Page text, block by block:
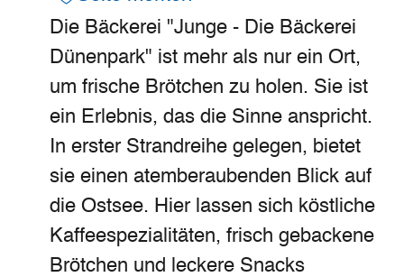
Die Bäckerei "Junge - Die Bäckerei
Dünenpark" ist mehr als nur ein Ort,
um frische Brötchen zu holen. Sie ist
ein Erlebnis, das die Sinne anspricht.
In erster Strandreihe gelegen, bietet
sie einen atemberaubenden Blick auf
die Ostsee. Hier lassen sich köstliche
Kaffeespezialitäten, frisch gebackene
Brötchen und leckere Snacks